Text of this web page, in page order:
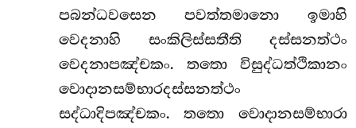
පබන්ධවසෙන පවත්තමානො ඉමාහි
වෙදනාහි සංකිලිස්සතීති දස්සනත්ථං
වෙදනාපඤ්චකං. තතො විසුද්ධත්ථිකානං
වොදානසම්භාරදස්සනත්ථං
සද්ධාදිපඤ්චකං. තතො වොදානසම්භාරා